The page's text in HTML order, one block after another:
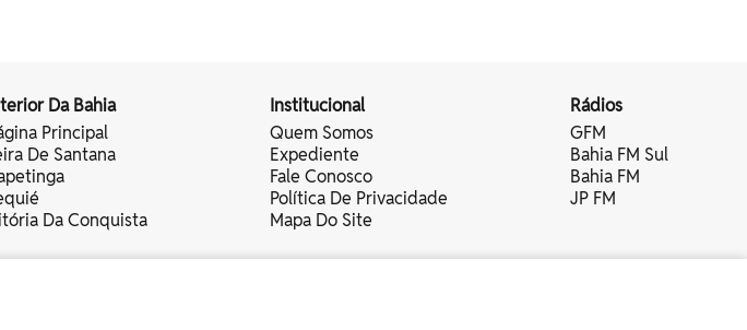
Da Bahia
Principal
De Santana
Da Conquista
Institucional
Quem Somos
Expediente
Fale Conosco
Política De Privacidade
Mapa Do Site
Rádios
GFM
Bahia FM Sul
Bahia FM
JP FM